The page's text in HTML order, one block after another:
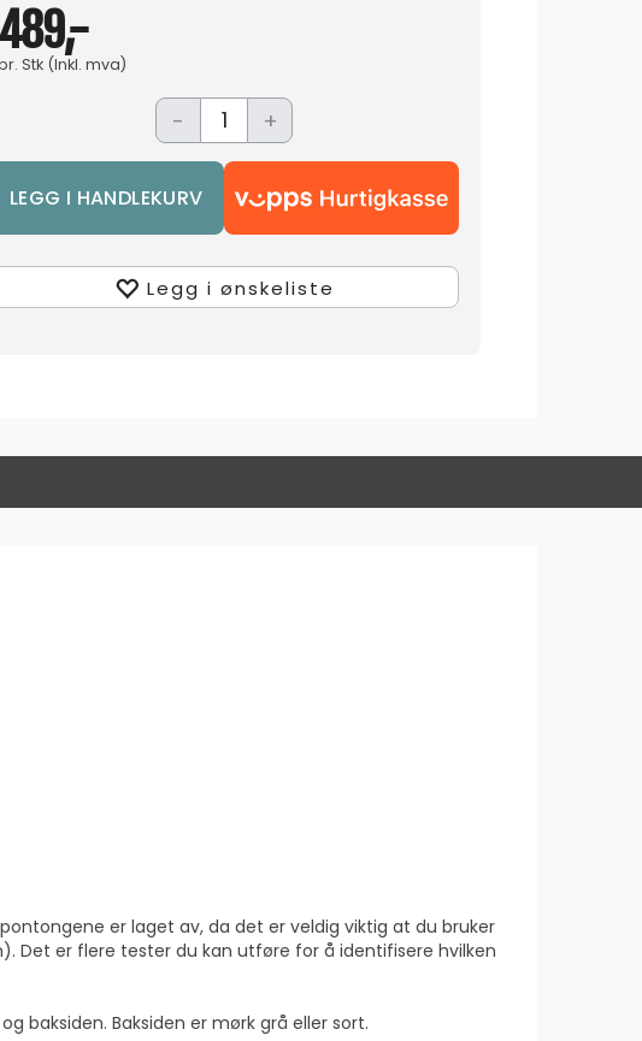
489,-
Stk(Inkl. mva)
- +
Legg i ønskeliste
er laget av, da det er veldig viktig at du bruker
Det er flere tester du kan utføre for å identifisere hvilken
baksiden. Baksiden er mørk grå eller sort.